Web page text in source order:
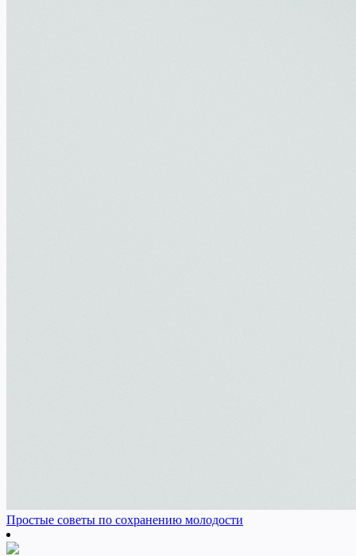
Простые советы по сохранению молодости